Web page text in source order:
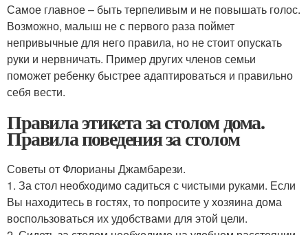
Самое главное – быть терпеливым и не повышать голос.
Возможно, малыш не с первого раза поймет
непривычные для него правила, но не стоит опускать
руки и нервничать. Пример других членов семьи
поможет ребенку быстрее адаптироваться и правильно
себя вести.
Правила этикета за столом дома.
Правила поведения за столом
Советы от Флорианы Джамбарези.
1. За стол необходимо садиться с чистыми руками. Если
Вы находитесь в гостях, то попросите у хозяина дома
воспользоваться их удобствами для этой цели.